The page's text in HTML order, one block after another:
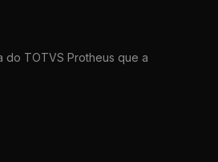
do TOTVS Protheus que a